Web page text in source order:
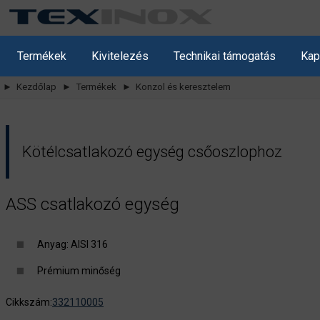
Termékek Kivitelezés Technikai támogatás
► Kezdőlap ► Termékek ► Konzol és keresztelem
Kötélcsatlakozó egység csőoszlophoz
ASS csatlakozó egység
Anyag: AISI 316
Prémium minőség
Cikkszám:332110005